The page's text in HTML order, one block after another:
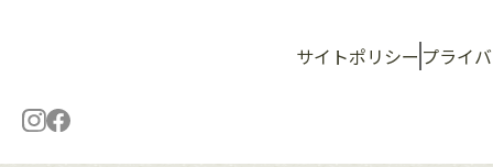
サイトポリシー プライ